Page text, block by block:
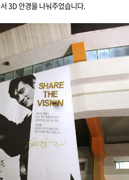
3D 안경을 나눠주었습니다.